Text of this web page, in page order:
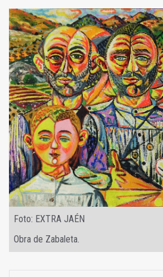
Foto: EXTRA JAÉN
Obra de Zabaleta.